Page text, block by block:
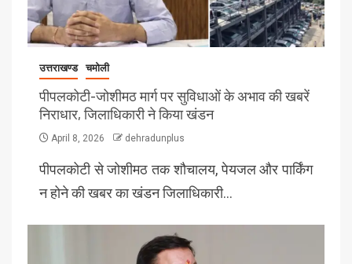
उत्तराखण्ड चमोली
पीपलकोटी-जोशीमठ मार्ग पर सुविधाओं के अभाव की खबरें
निराधार, जिलाधिकारी ने किया खंडन
April 8, 2026 dehradunplus
पीपलकोटी से जोशीमठ तक शौचालय, पेयजल और पार्किंग
न होने की खबर का खंडन जिलाधिकारी…